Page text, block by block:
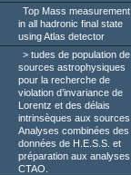
Top Mass measurement
in all hadronic final state
using Atlas detector
tudes de population de
sources astrophysiques
pour la recherche de
violation d’invariance de
Lorentz et des délais
intrinsèques aux sources.
Analyses combinées des
données de H.E.S.S. et
préparation aux analyses
CTAO.